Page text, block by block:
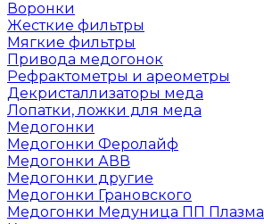
Воронки
Жесткие фильтры
Мягкие фильтры
Привода медогонок
Рефрактометры и ареометры
Декристаллизаторы меда
Лопатки, ложки для меда
Медогонки
Медогонки Феролайф
Медогонки АВВ
Медогонки другие
Медогонки Грановского
Медогонки Медуница ПП Плазма